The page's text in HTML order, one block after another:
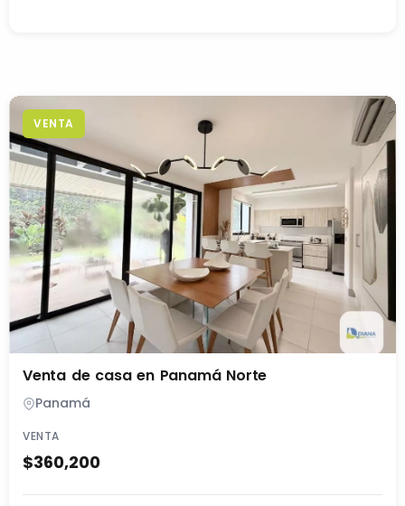
VENTA
Venta de casa en Panamá Norte
Panamá
VENTA
$360,200